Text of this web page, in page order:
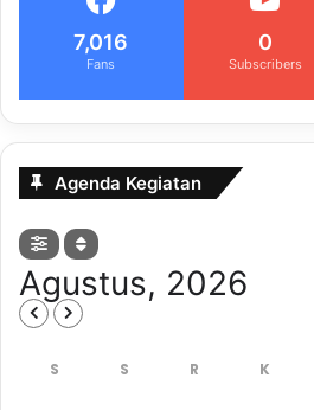
7,016
Fans
0
Subscribers
Agenda Kegiatan
Agustus, 2026